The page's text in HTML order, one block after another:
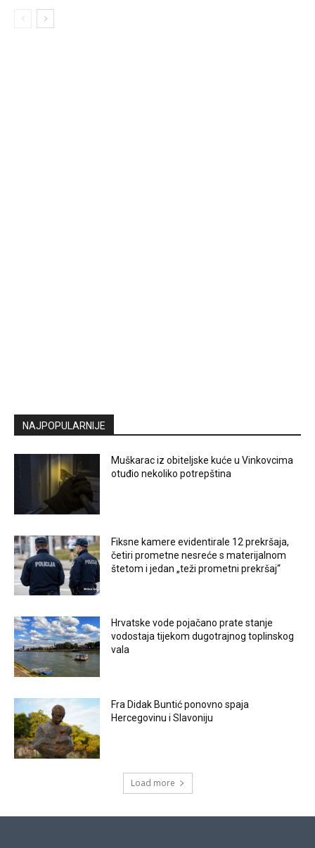
NAJPOPULARNIJE
Muškarac iz obiteljske kuće u Vinkovcima
otuđio nekoliko potrepština
Fiksne kamere evidentirale 12 prekršaja,
četiri prometne nesreće s materijalnom
štetom i jedan „teži prometni prekršaj“
Hrvatske vode pojačano prate stanje
vodostaja tijekom dugotrajnog toplinskog
vala
Fra Didak Buntić ponovno spaja
Hercegovinu i Slavoniju
Load more